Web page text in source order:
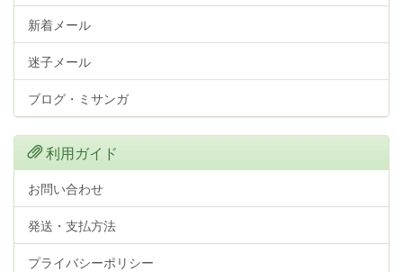
新着メール
迷子メール
ブログ・ミサンガ
利用ガイド
お問い合わせ
発送・支払方法
プライバシーポリシー